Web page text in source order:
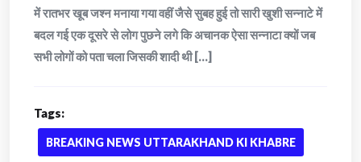
में रातभर खूब जश्न मनाया गया वहीं जैसे सुबह हुई तो सारी खुशी सन्नाटे में
बदल गई एक दूसरे से लोग पुछने लगे कि अचानक ऐसा सन्नाटा क्यों जब
सभी लोगों को पता चला जिसकी शादी थी [...]
Tags:
BREAKING NEWS UTTARAKHAND KI KHABRE